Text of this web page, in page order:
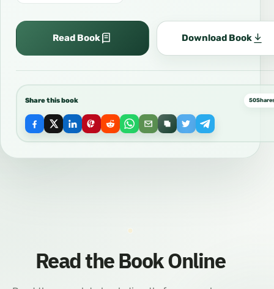
Read Book Download Book
Share this book 50
Read the Book Online